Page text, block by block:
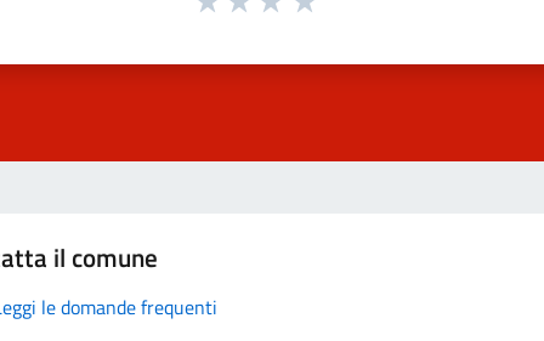
il comune
le domande frequenti